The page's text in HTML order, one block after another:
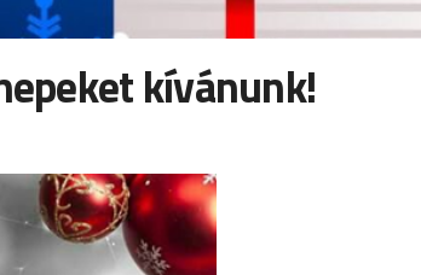
kívánunk!